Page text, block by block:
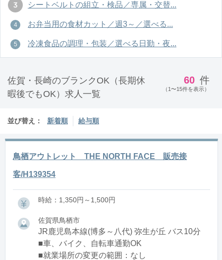
シートベルトの組立・検品／専属・交替...
お弁当用の食材カット／週3～／選べる...
冷凍食品の調理・包装／選べる日勤・夜...
佐賀・長崎のブランクOK（長期休
暇後でもOK）求人一覧
60 件
（1〜15件を表示）
並び替え： 新着順 給与順
鳥栖アウトレット THE NORTH FACE 販売接
客/H139354
時給：1,350円～1,500円
佐賀県鳥栖市
JR鹿児島本線(博多～八代) 弥生が丘 バス10分
■車、バイク、自転車通勤OK
■就業場所の変更の範囲：なし